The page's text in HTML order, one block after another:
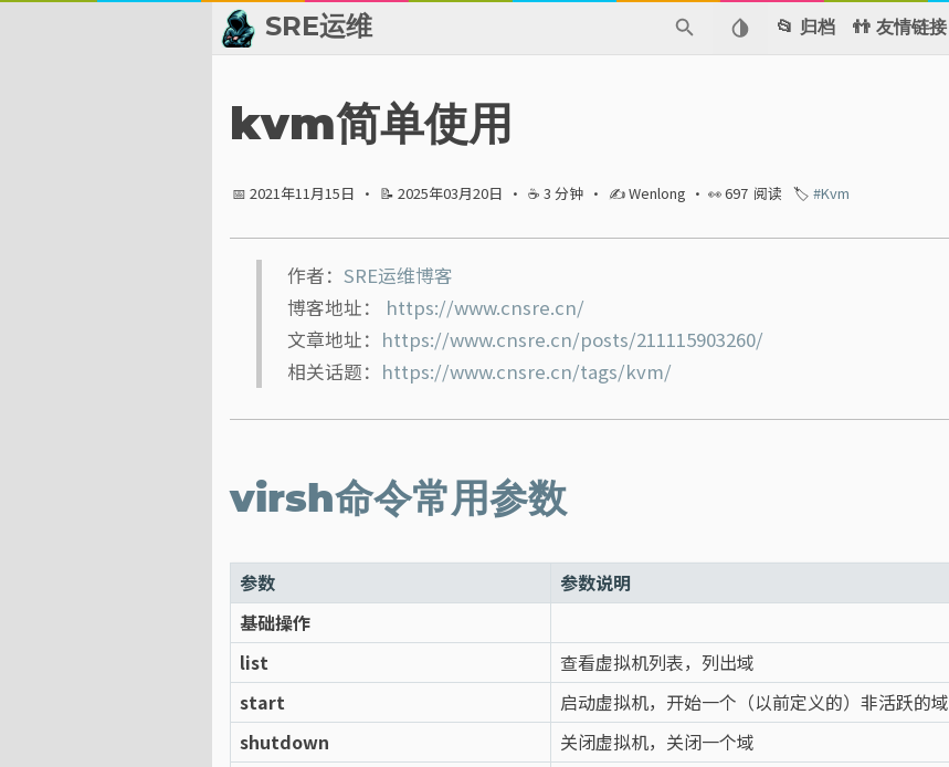
SRE运维
👬 友情链接
📈 热点新闻
🙈 关于博主
📂 归档 👬 友情链接
kvm简单使用
📅 2021年11月15日 · 📝 2025年03月20日 · ☕ 3 分钟 · ✍ Wenlong · 👀697 阅读 🏷️ #Kvm
作者： SRE运维博客
博客地址： https://www.cnsre.cn/
文章地址： https://www.cnsre.cn/posts/211115903260/
相关话题： https://www.cnsre.cn/tags/kvm/
virsh命令常用参数
参数
参数说明
基础操作
list
查看虚拟机列表，列出域
start
启动虚拟机，开始一个（以前定义的）非活跃的域
shutdown
关闭虚拟机，关闭一个域